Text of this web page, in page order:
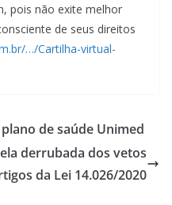
pois não exite melhor
de seus direitos
…/Cartilha-virtual-
de saúde Unimed
derrubada dos vetos
da Lei 14.026/2020